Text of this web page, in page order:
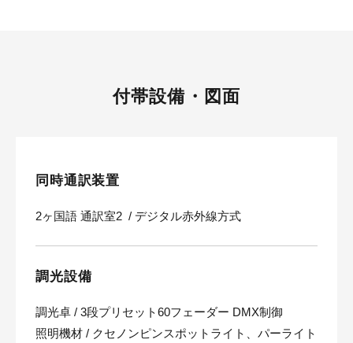
付帯設備・図面
同時通訳装置
2ヶ国語 通訳室2 / デジタル赤外線方式
調光設備
調光卓 / 3段プリセット60フェーダー DMX制御
照明機材 / クセノンピンスポットライト、パーライト